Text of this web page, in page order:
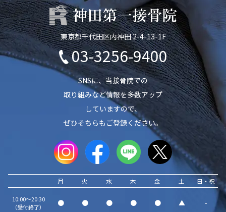
東京都千代田区内神田 2-4-13-1F
03-3256-9400
SNSに、当接骨院での
取り組みなど情報を多数アップ
していますので、
ぜひそちらもご登録ください。
月 火 水 木 金 土 日・祝
10:00～20:30
（受付終了）
● ● ● ● ● ▲ -